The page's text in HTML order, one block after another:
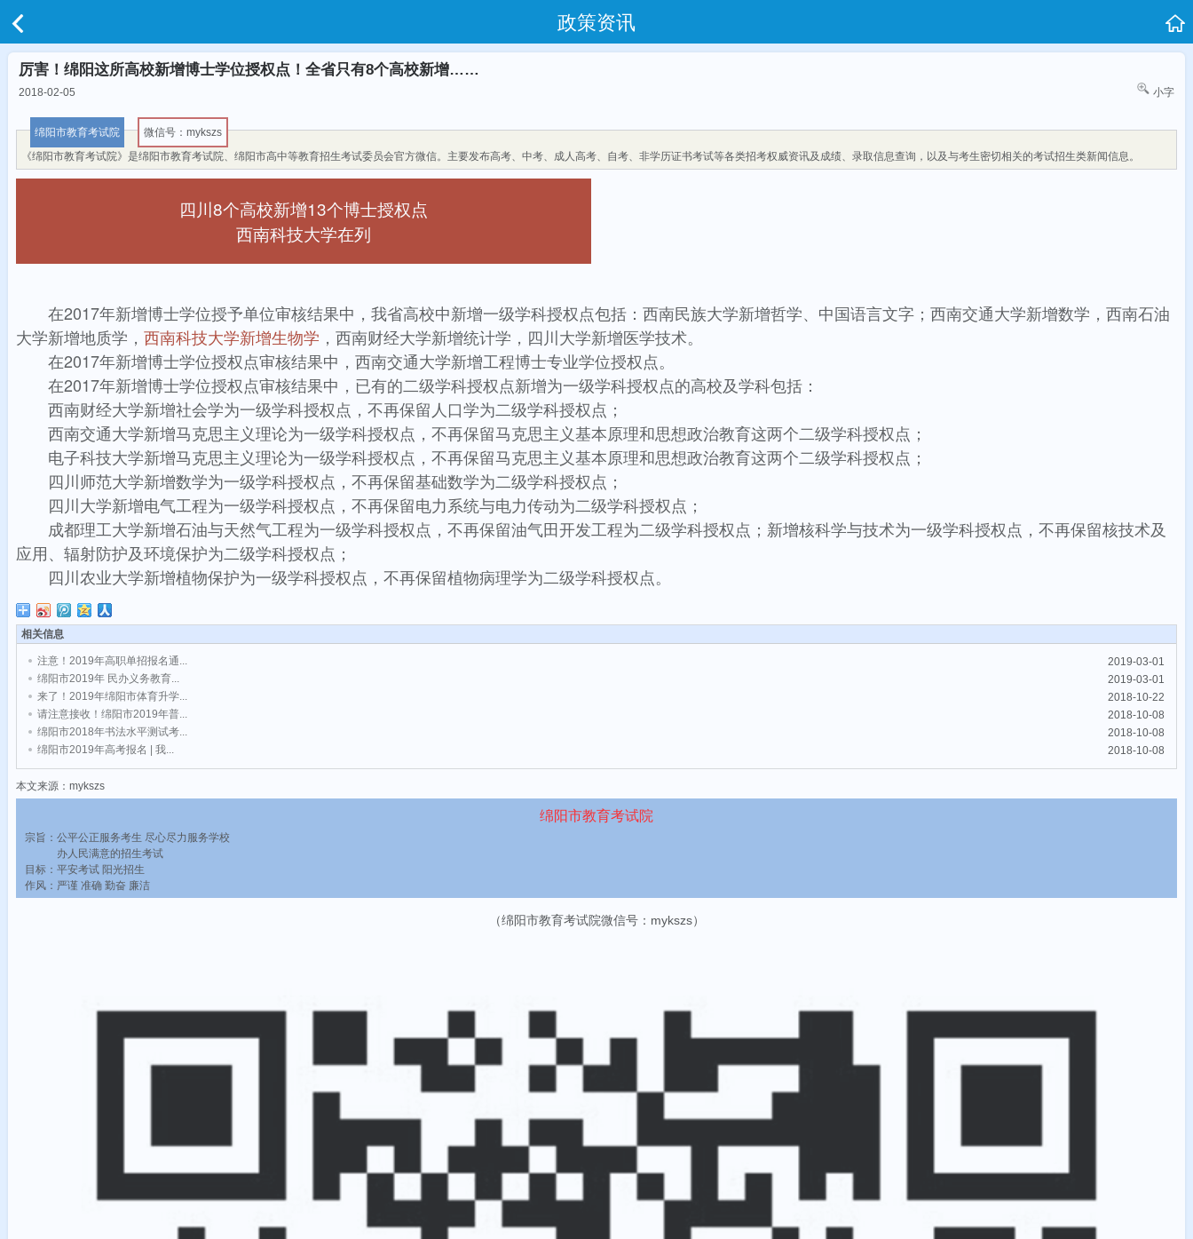
政策资讯
厉害！绵阳这所高校新增博士学位授权点！全省只有8个高校新增……
2018-02-05 小字
绵阳市教育考试院
微信号：mykszs
《绵阳市教育考试院》是绵阳市教育考试院、绵阳市高中等教育招生考试委员会官方微信。主要发布高考、中考、成人高考、自考、非学历证书考试等各类招考权威资讯及成绩、录取信息查询，以及与考生密切相关的考试招生类新闻信息。
四川8个高校新增13个博士授权点
西南科技大学在列
在2017年新增博士学位授予单位审核结果中，我省高校中新增一级学科授权点包括：西南民族大学新增哲学、中国语言文字；西南交通大学新增数学，西南石油
大学新增地质学， 西南科技大学新增生物学 ，西南财经大学新增统计学，四川大学新增医学技术。
在2017年新增博士学位授权点审核结果中，西南交通大学新增工程博士专业学位授权点。
在2017年新增博士学位授权点审核结果中， 已有的二级学科授权点新增为一级学科授权点的高校及学科包括：
西南财经大学新增社会学为一级学科授权点，不再保留人口学为二级学科授权点；
西南交通大学新增马克思主义理论为一级学科授权点，不再保留马克思主义基本原理和思想政治教育这两个二级学科授权点；
电子科技大学新增马克思主义理论为一级学科授权点，不再保留马克思主义基本原理和思想政治教育这两个二级学科授权点；
四川师范大学新增数学为一级学科授权点，不再保留基础数学为二级学科授权点；
四川大学新增电气工程为一级学科授权点，不再保留电力系统与电力传动为二级学科授权点；
成都理工大学新增石油与天然气工程为一级学科授权点，不再保留油气田开发工程为二级学科授权点；新增核科学与技术为一级学科授权点，不再保留核技术及
应用、辐射防护及环境保护为二级学科授权点；
四川农业大学新增植物保护为一级学科授权点，不再保留植物病理学为二级学科授权点。
相关信息
注意！2019年高职单招报名通...
2019-03-01
绵阳市2019年 民办义务教育...
2019-03-01
来了！2019年绵阳市体育升学...
2018-10-22
请注意接收！绵阳市2019年普...
2018-10-08
绵阳市2018年书法水平测试考...
2018-10-08
绵阳市2019年高考报名 | 我...
2018-10-08
本文来源：mykszs
绵阳市教育考试院
宗旨：公平公正服务考生 尽心尽力服务学校
办人民满意的招生考试
目标：平安考试 阳光招生
作风：严谨 准确 勤奋 廉洁
（绵阳市教育考试院微信号：mykszs）